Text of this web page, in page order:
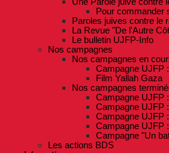
Pour commander
Paroles juives contre le
La Revue "De l'Autre
Le bulletin UJFP-Info
Nos campagnes
Nos campagnes en
Campagne UJFP
Film Yallah Gaza
Nos campagnes
Campagne UJFP
Campagne UJFP
Campagne UJFP
Campagne UJFP
Campagne "Un
Les actions BDS